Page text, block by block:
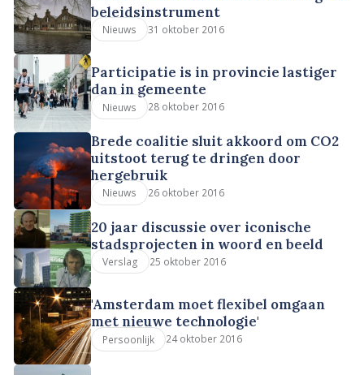
beleidsinstrument
Nieuws 31 oktober 2016
Participatie is in provincie lastiger
dan in gemeente
Nieuws 28 oktober 2016
Brede coalitie sluit akkoord om CO2
uitstoot terug te dringen door
hergebruik
Nieuws 26 oktober 2016
20 jaar discussie over iconische
stadsprojecten in woord en beeld
Verslag 25 oktober 2016
'Amsterdam moet flexibel omgaan
met nieuwe technologie'
Persoonlijk 24 oktober 2016